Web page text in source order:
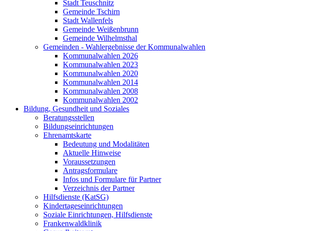
Stadt Teuschnitz
Gemeinde Tschirn
Stadt Wallenfels
Gemeinde Weißenbrunn
Gemeinde Wilhelmsthal
Gemeinden - Wahlergebnisse der Kommunalwahlen
Kommunalwahlen 2026
Kommunalwahlen 2023
Kommunalwahlen 2020
Kommunalwahlen 2014
Kommunalwahlen 2008
Kommunalwahlen 2002
Bildung, Gesundheit und Soziales
Beratungsstellen
Bildungseinrichtungen
Ehrenamtskarte
Bedeutung und Modalitäten
Aktuelle Hinweise
Voraussetzungen
Antragsformulare
Infos und Formulare für Partner
Verzeichnis der Partner
Hilfsdienste (KatSG)
Kindertageseinrichtungen
Soziale Einrichtungen, Hilfsdienste
Frankenwaldklinik